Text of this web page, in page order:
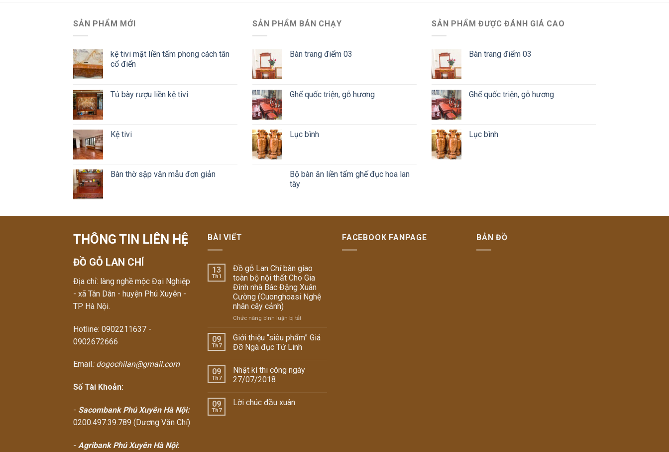
SẢN PHẨM MỚI
kệ tivi mặt liền tấm phong cách tân
cổ điển
Tủ bày rượu liền kệ tivi
Kệ tivi
Bàn thờ sập văn mẫu đơn giản
SẢN PHẨM BÁN CHẠY
Bàn trang điểm 03
Ghế quốc triện, gỗ hương
Lục bình
Bộ bàn ăn liền tấm ghế đục hoa lan
tây
SẢN PHẨM ĐƯỢC ĐÁNH GIÁ CAO
Bàn trang điểm 03
Ghế quốc triện, gỗ hương
Lục bình
THÔNG TIN LIÊN HỆ
ĐỒ GỖ LAN CHÍ
Địa chỉ: làng nghề mộc Đại Nghiệp
- xã Tân Dân - huyện Phú Xuyên -
TP Hà Nội.
Hotline: 0902211637 -
0902672666
Email : dogochilan@gmail.com
Số Tài Khoản:
- Sacombank Phú Xuyên Hà Nội:
0200.497.39.789 (Dương Văn Chí)
- Agribank Phú Xuyên Hà Nội:
BÀI VIẾT
13
Th1
Đồ gỗ Lan Chí bàn giao
toàn bộ nội thất Cho Gia
Đình nhà Bác Đặng Xuân
Cường (Cuonghoasi Nghệ
nhân cây cảnh)
Chức năng bình luận bị tắt
gỗ
Chí
giao
09
Th7
Giới thiệu “siêu phẩm” Giá
Đỡ Ngà đục Tứ Linh
09
Th7
Nhật kí thi công ngày
27/07/2018
09
Th7
Lời chúc đầu xuân
FACEBOOK FANPAGE BẢN ĐỒ